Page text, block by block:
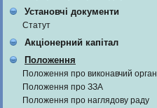
Установчі документи
Статут
Акціонерний капітал
Положення
Положення про виконавчий орган
Положення про ЗЗА
Положення про наглядову раду